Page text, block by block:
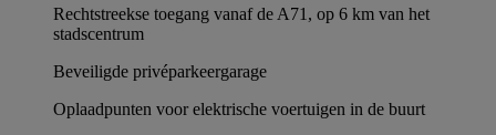
Rechtstreekse toegang vanaf de A71, op 6 km van het
stadscentrum
Beveiligde privéparkeergarage
Oplaadpunten voor elektrische voertuigen in de buurt